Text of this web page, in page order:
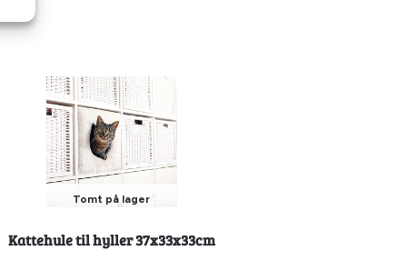
Tomt på lager
Kattehule til hyller 37x33x33cm